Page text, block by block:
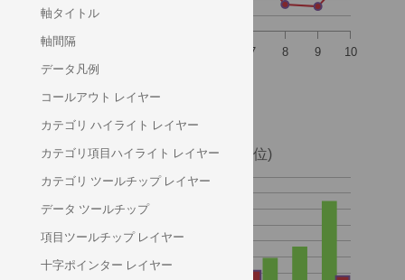
軸タイトル
軸間隔
データ凡例
コールアウト レイヤー
カテゴリ ハイライト レイヤー
カテゴリ項目ハイライト レイヤー
カテゴリ ツールチップ レイヤー
データ ツールチップ
項目ツールチップ レイヤー
十字ポインター レイヤー
経費 日ごと (千単位)